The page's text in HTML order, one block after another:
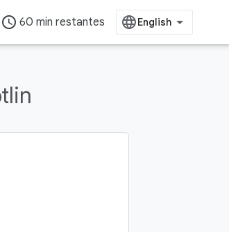
access_time 60 min restantes